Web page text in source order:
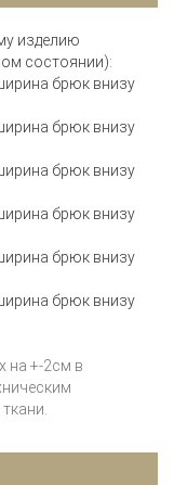
изделию
состоянии):
брюк внизу
брюк внизу
брюк внизу
брюк внизу
брюк внизу
брюк внизу
на +-2см в